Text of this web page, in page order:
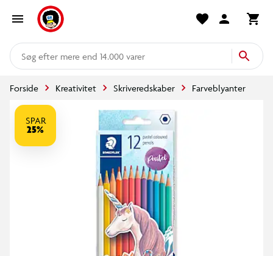
mere end 14.000 varer
Forside Kreativitet Skriveredskaber Farveblyanter
SPAR
25%